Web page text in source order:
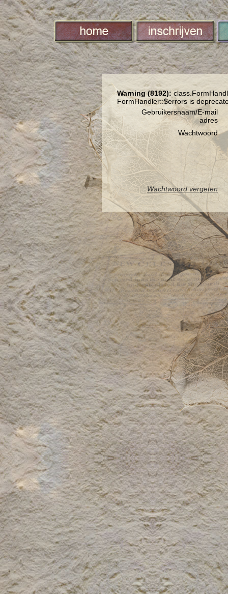
Warning (8192):
FormHandler::$errors is
Gebruikersnaam/E-mail
adres
Wachtwoord
Wachtwoord vergeten